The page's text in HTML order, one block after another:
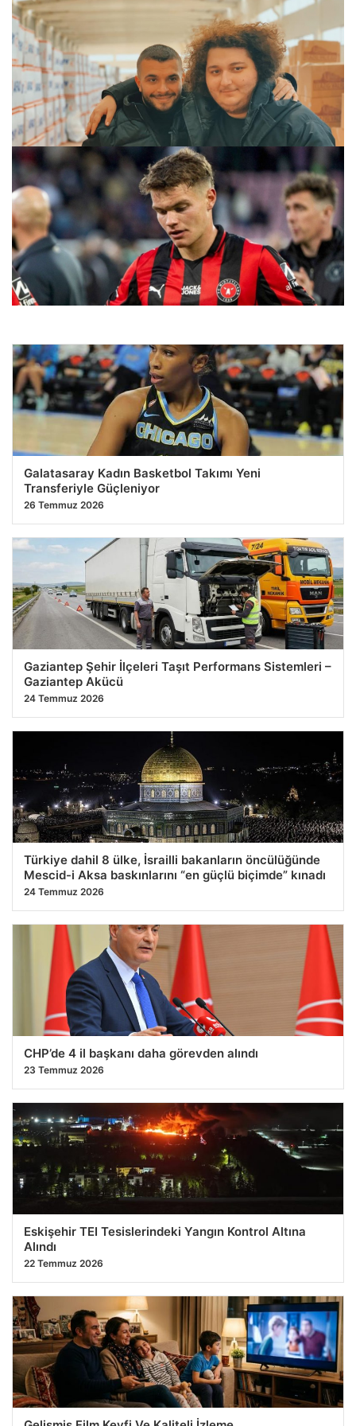
Mesut Can Tomay kimdir, kaç yaşında? Mesut Can Tomay
neden gözaltına alındı?
28.07.2026 06:04
Rövanş Öncesi Şok Gelişme: Beşiktaş’ın Rakibinde
Sakatlık Krizi
27.07.2026 07:04
Galatasaray Kadın Basketbol Takımı Yeni
Transferiyle Güçleniyor
26 Temmuz 2026
Gaziantep Şehir İlçeleri Taşıt Performans Sistemleri –
Gaziantep Akücü
24 Temmuz 2026
Türkiye dahil 8 ülke, İsrailli bakanların öncülüğünde
Mescid-i Aksa baskınlarını “en güçlü biçimde” kınadı
24 Temmuz 2026
CHP’de 4 il başkanı daha görevden alındı
23 Temmuz 2026
Eskişehir TEI Tesislerindeki Yangın Kontrol Altına
Alındı
22 Temmuz 2026